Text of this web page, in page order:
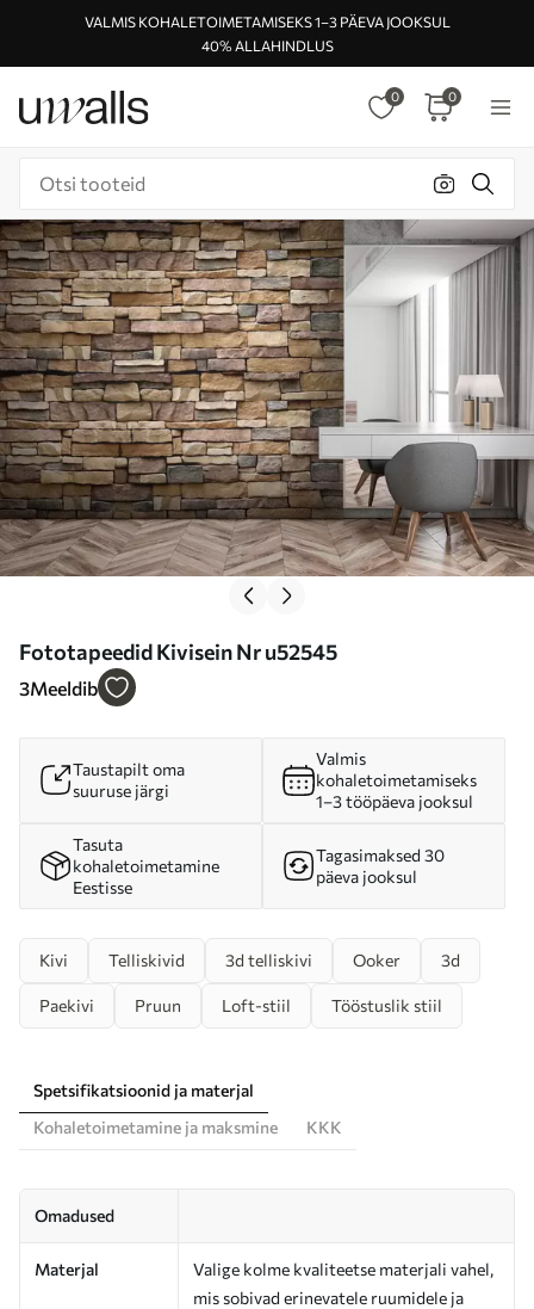
VALMIS KOHALETOIMETAMISEKS 1–3 PÄEVA JOOKSUL
40% ALLAHINDLUS
0 0
Fototapeedid Kivisein Nr u52545
3Meeldib
Taustapilt oma
suuruse järgi
Valmis
kohaletoimetamiseks
1–3 tööpäeva jooksul
Tasuta
kohaletoimetamine
Eestisse
Tagasimaksed 30
päeva jooksul
Kivi Telliskivid 3d telliskivi Ooker 3d
Paekivi Pruun Loft-stiil Tööstuslik stiil
Spetsifikatsioonid ja materjal
Kohaletoimetamine ja maksmine
KKK
Omadused
Materjal
Valige kolme kvaliteetse materjali vahel,
mis sobivad erinevatele ruumidele ja